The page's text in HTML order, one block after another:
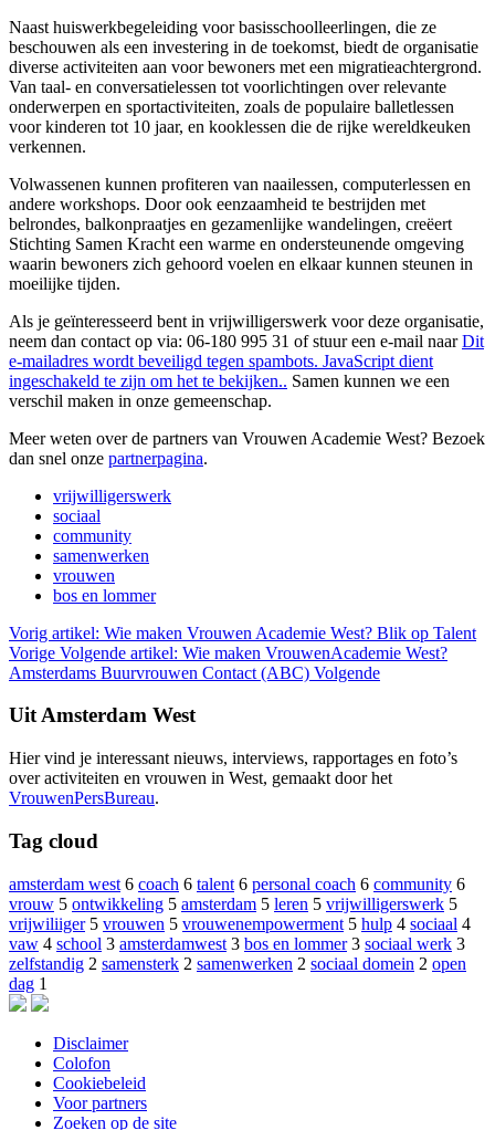
Naast huiswerkbegeleiding voor basisschoolleerlingen, die ze
beschouwen als een investering in de toekomst, biedt de organisatie
diverse activiteiten aan voor bewoners met een migratieachtergrond.
Van taal- en conversatielessen tot voorlichtingen over relevante
onderwerpen en sportactiviteiten, zoals de populaire balletlessen
voor kinderen tot 10 jaar, en kooklessen die de rijke wereldkeuken
verkennen.
Volwassenen kunnen profiteren van naailessen, computerlessen en
andere workshops. Door ook eenzaamheid te bestrijden met
belrondes, balkonpraatjes en gezamenlijke wandelingen, creëert
Stichting Samen Kracht een warme en ondersteunende omgeving
waarin bewoners zich gehoord voelen en elkaar kunnen steunen in
moeilijke tijden.
Als je geïnteresseerd bent in vrijwilligerswerk voor deze organisatie,
neem dan contact op via: 06-180 995 31 of stuur een e-mail naarDit
e-mailadres wordt beveiligd tegen spambots. JavaScript dient
ingeschakeld te zijn om het te bekijken.. Samen kunnen we een
verschil maken in onze gemeenschap.
Meer weten over de partners van Vrouwen Academie West? Bezoek
dan snel onze partnerpagina.
vrijwilligerswerk
sociaal
community
samenwerken
vrouwen
bos en lommer
Vorig artikel: Wie maken Vrouwen Academie West? Blik op Talent
Vorige Volgende artikel: Wie maken VrouwenAcademie West?
Amsterdams Buurvrouwen Contact (ABC) Volgende
Uit Amsterdam West
Hier vind je interessant nieuws, interviews, rapportages en foto’s
over activiteiten en vrouwen in West, gemaakt door het
VrouwenPersBureau.
Tag cloud
amsterdam west 6 coach 6 talent 6 personal coach 6 community 6
vrouw 5 ontwikkeling 5 amsterdam 5 leren 5 vrijwilligerswerk 5
vrijwiliiger 5 vrouwen 5 vrouwenempowerment 5 hulp 4 sociaal 4
vaw 4 school 3 amsterdamwest 3 bos en lommer 3 sociaal werk 3
zelfstandig 2 samensterk 2 samenwerken 2 sociaal domein 2 open
dag 1
Disclaimer
Colofon
Cookiebeleid
Voor partners
Zoeken op de site